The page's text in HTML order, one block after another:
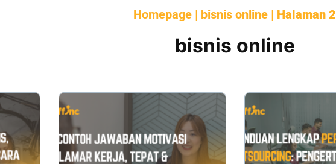
Homepage | bisnis online | Halaman 2
bisnis online